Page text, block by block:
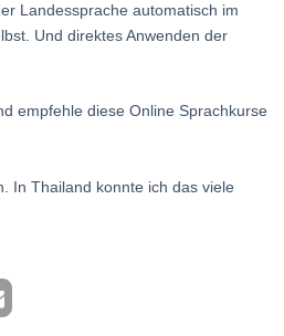
Landessprache automatisch im
Und direktes Anwenden der
empfehle diese Online Sprachkurse
In Thailand konnte ich das viele